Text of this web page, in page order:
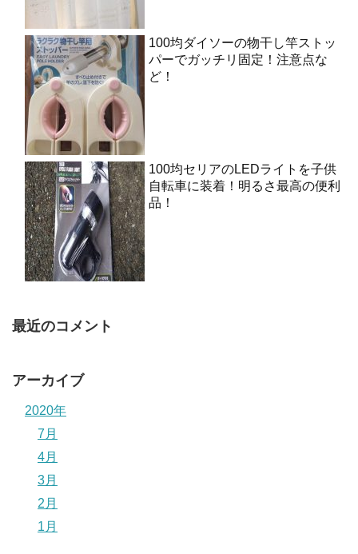
100均ダイソーの物干し竿ストッ
パーでガッチリ固定！注意点な
ど！
100均セリアのLEDライトを子供
自転車に装着！明るさ最高の便利
品！
最近のコメント
アーカイブ
2020年
7月
4月
3月
2月
1月